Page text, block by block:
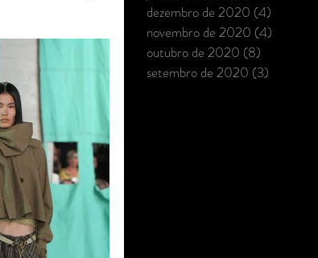
dezembro de 2020 (4)
novembro de 2020 (4)
outubro de 2020 (8)
setembro de 2020 (3)